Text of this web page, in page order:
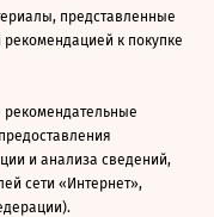
представленные
к покупке
и анализа сведений,
сети «Интернет»,